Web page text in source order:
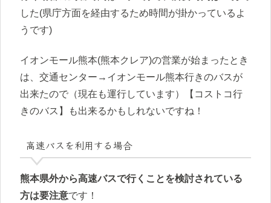
した(県庁方面を経由するため時間が掛かっているよ
うです)
イオンモール熊本(熊本クレア)の営業が始まったとき
は、交通センター→イオンモール熊本行きのバスが
出来たので（現在も運行しています）【コストコ行
きのバス】も出来るかもしれないですね！
高速バスを利用する場合
熊本県外から高速バスで行くことを検討されている
方は要注意です！